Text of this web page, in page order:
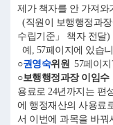
제가 책자를 안 가져와
(직원이 보행행정과
수립기준」 책자 전달)
예, 57페이지에 있습
○권영숙위원 57페이지
○보행행정과장 이임수
용료로 24년까지는 편
에 행정재산의 사용료
서 이번에 과목을 바꿔